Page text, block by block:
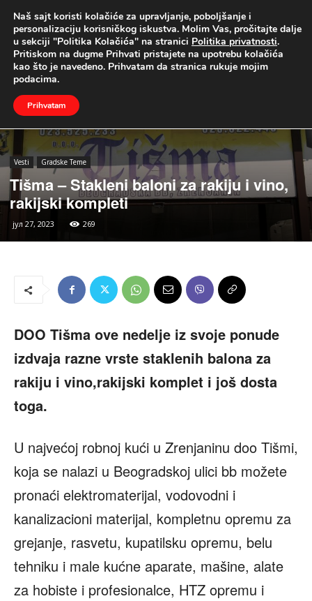
UŽIVO
Naslovna Vesti Gradske Teme
Vesti Gradske Teme
Tišma – Stakleni baloni za rakiju i vino,
rakijski kompleti
јул 27, 2023 269
DOO Tišma ove nedelje iz svoje ponude
izdvaja razne vrste staklenih balona za
rakiju i vino,rakijski komplet i još dosta
toga.
U najvećoj robnoj kući u Zrenjaninu doo Tišmi,
koja se nalazi u Beogradskoj ulici bb možete
pronaći elektromaterijal, vodovodni i
kanalizacioni materijal, kompletnu opremu za
grejanje, rasvetu, kupatilsku opremu, belu
tehniku i male kućne aparate, mašine, alate
za hobiste i profesionalce, HTZ opremu i
Naš sajt koristi kolačiće za upravljanje, poboljšanje i
personalizaciju korisničkog iskustva. Molim Vas, pročitajte dalje
u sekciji "Politika Kolačića" na stranici Politika privatnosti.
Pritiskom na dugme Prihvati pristajete na upotrebu kolačića
kao što je navedeno. Prihvatam da stranica rukuje mojim
podacima.
Prihvatam